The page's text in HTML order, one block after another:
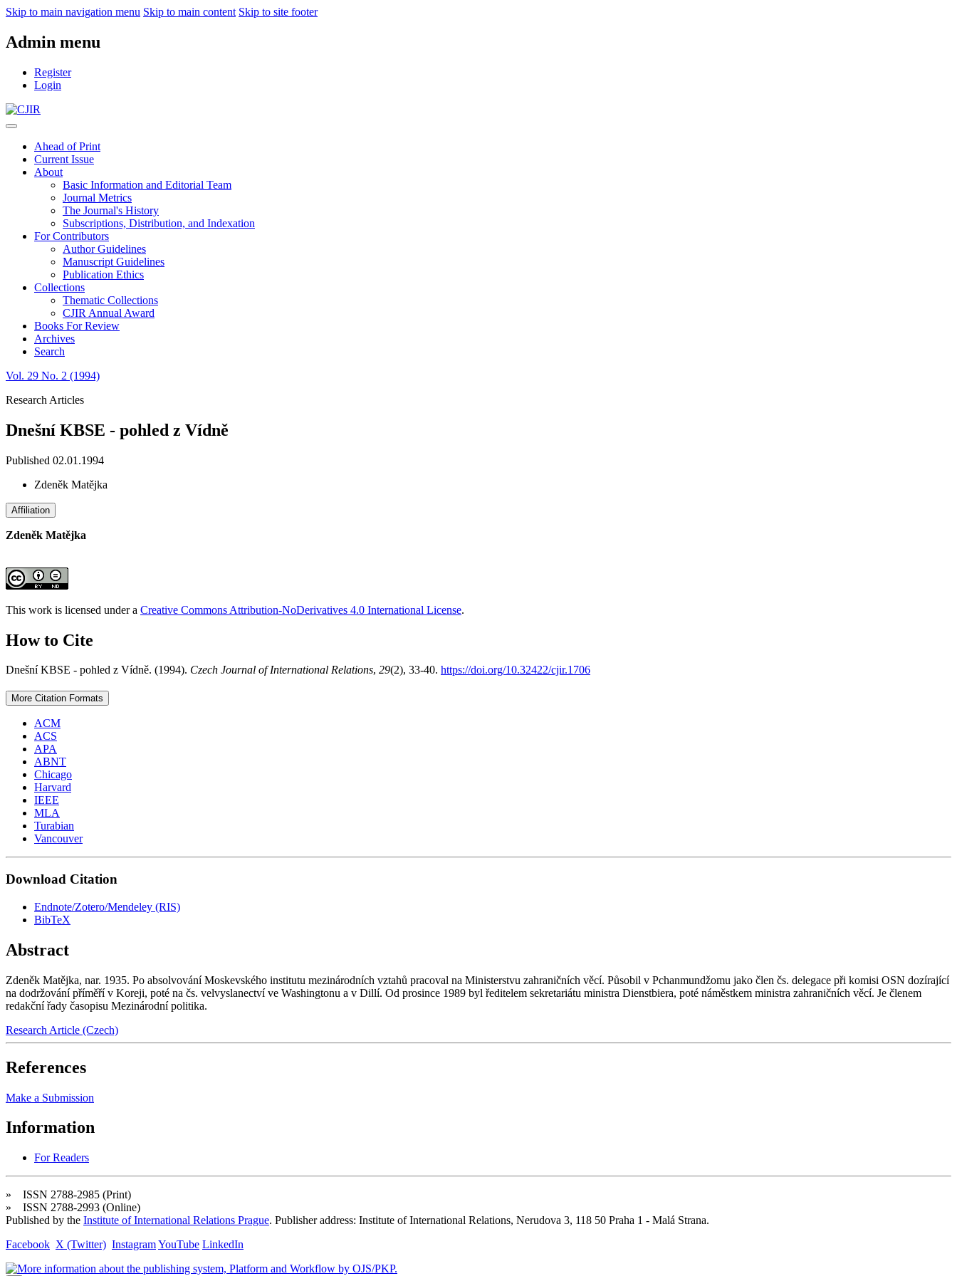
Skip to main navigation menu Skip to main content Skip to site footer
Admin menu
Register
Login
Ahead of Print
Current Issue
About
Basic Information and Editorial Team
Journal Metrics
The Journal's History
Subscriptions, Distribution, and Indexation
For Contributors
Author Guidelines
Manuscript Guidelines
Publication Ethics
Collections
Thematic Collections
CJIR Annual Award
Books For Review
Archives
Search
Vol. 29 No. 2 (1994)
Research Articles
Dnešní KBSE - pohled z Vídně
Published 02.01.1994
Zdeněk Matějka
Affiliation
Zdeněk Matějka
This work is licensed under a Creative Commons Attribution-NoDerivatives 4.0 International License.
How to Cite
Dnešní KBSE - pohled z Vídně. (1994). Czech Journal of International Relations, 29(2), 33-40. https://doi.org/10.32422/cjir.1706
More Citation Formats
ACM
ACS
APA
ABNT
Chicago
Harvard
IEEE
MLA
Turabian
Vancouver
Download Citation
Endnote/Zotero/Mendeley (RIS)
BibTeX
Abstract
Zdeněk Matějka, nar. 1935. Po absolvování Moskevského institutu mezinárodních vztahů pracoval na Ministerstvu zahraničních věcí. Působil v Pchanmundžomu jako člen čs. delegace při komisi OSN dozírající
na dodržování příměří v Koreji, poté na čs. velvyslanectví ve Washingtonu a v Dillí. Od prosince 1989 byl ředitelem sekretariátu ministra Dienstbiera, poté náměstkem ministra zahraničních věcí. Je členem
redakční řady časopisu Mezinárodní politika.
Research Article (Czech)
References
Make a Submission
Information
For Readers
» ISSN 2788-2985 (Print)
» ISSN 2788-2993 (Online)
Published by the Institute of International Relations Prague. Publisher address: Institute of International Relations, Nerudova 3, 118 50 Praha 1 - Malá Strana.
Facebook X (Twitter) InstagramYouTube LinkedIn